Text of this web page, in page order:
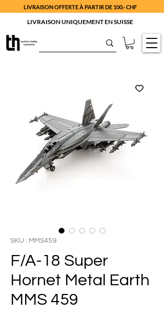
LIVRAISON OFFERTE À PARTIR DE 100.- CHF
LIVRAISON UNIQUEMENT EN SUISSE
SKU : MMS459
F/A-18 Super
Hornet Metal Earth
MMS 459